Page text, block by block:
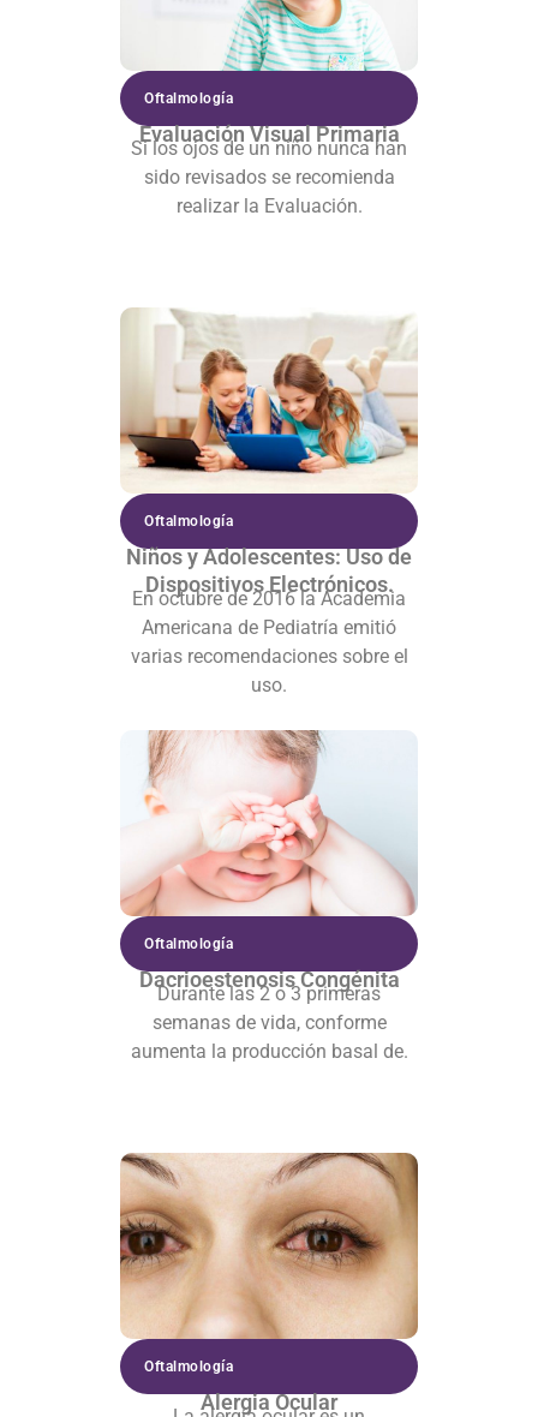
Oftalmología
Evaluación Visual Primaria
Si los ojos de un niño nunca han
sido revisados se recomienda
realizar la Evaluación.
Oftalmología
Niños y Adolescentes: Uso de
Dispositivos Electrónicos.
En octubre de 2016 la Academia
Americana de Pediatría emitió
varias recomendaciones sobre el
uso.
Oftalmología
Dacrioestenosis Congénita
Durante las 2 o 3 primeras
semanas de vida, conforme
aumenta la producción basal de.
Oftalmología
Alergia Ocular